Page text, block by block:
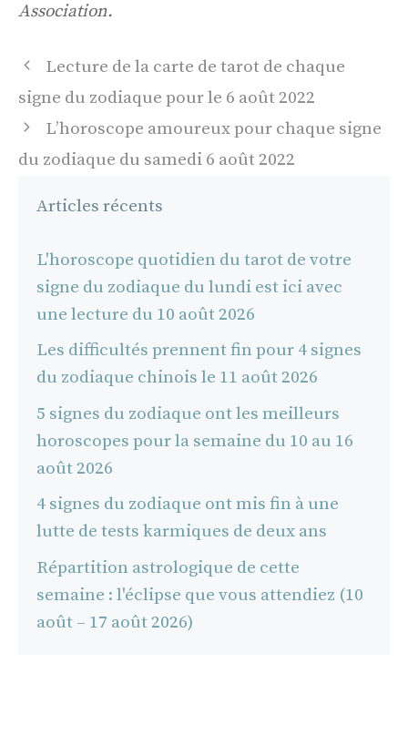
Association.
Navigation
des
articles
Lecture de la carte de tarot de chaque
signe du zodiaque pour le 6 août 2022
L’horoscope amoureux pour chaque signe
du zodiaque du samedi 6 août 2022
Articles récents
L'horoscope quotidien du tarot de votre
signe du zodiaque du lundi est ici avec
une lecture du 10 août 2026
Les difficultés prennent fin pour 4 signes
du zodiaque chinois le 11 août 2026
5 signes du zodiaque ont les meilleurs
horoscopes pour la semaine du 10 au 16
août 2026
4 signes du zodiaque ont mis fin à une
lutte de tests karmiques de deux ans
Répartition astrologique de cette
semaine : l'éclipse que vous attendiez (10
août – 17 août 2026)